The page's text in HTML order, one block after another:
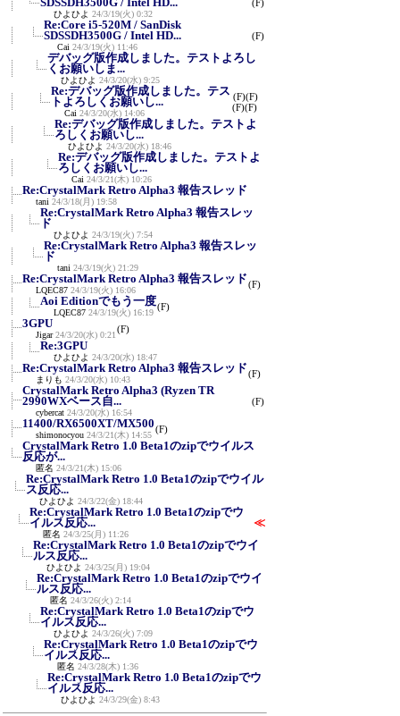
ひよひよ 24/3/19(火) 0:32
(F)
Re:Core i5-520M / SanDisk
SDSSDH3500G / Intel HD...
Cai 24/3/19(火) 11:46
(F)
デバッグ版作成しました。テストよろし
くお願いしま...
ひよひよ 24/3/20(水) 9:25
Re:デバッグ版作成しました。テス
トよろしくお願いし...
Cai 24/3/20(水) 14:06
(F)(F)
(F)(F)
Re:デバッグ版作成しました。テストよ
ろしくお願いし...
ひよひよ 24/3/20(水) 18:46
Re:デバッグ版作成しました。テストよ
ろしくお願いし...
Cai 24/3/21(木) 10:26
Re:CrystalMark Retro Alpha3 報告スレッド
tani 24/3/18(月) 19:58
Re:CrystalMark Retro Alpha3 報告スレッ
ド
ひよひよ 24/3/19(火) 7:54
Re:CrystalMark Retro Alpha3 報告スレッ
ド
tani 24/3/19(火) 21:29
Re:CrystalMark Retro Alpha3 報告スレッド
LQEC87 24/3/19(火) 16:06
(F)
Aoi Editionでもう一度
LQEC87 24/3/19(火) 16:19
(F)
3GPU
Jigar 24/3/20(水) 0:21
(F)
Re:3GPU
ひよひよ 24/3/20(水) 18:47
Re:CrystalMark Retro Alpha3 報告スレッド
まりも 24/3/20(水) 10:43
(F)
CrystalMark Retro Alpha3 (Ryzen TR
2990WXベース自...
cybercat 24/3/20(水) 16:54
(F)
11400/RX6500XT/MX500
shimonocyou 24/3/21(木) 14:55
(F)
CrystalMark Retro 1.0 Beta1のzipでウイルス
反応が...
匿名 24/3/21(木) 15:06
Re:CrystalMark Retro 1.0 Beta1のzipでウイル
ス反応...
ひよひよ 24/3/22(金) 18:44
Re:CrystalMark Retro 1.0 Beta1のzipでウ
イルス反応...
匿名 24/3/25(月) 11:26
≪
Re:CrystalMark Retro 1.0 Beta1のzipでウイ
ルス反応...
ひよひよ 24/3/25(月) 19:04
Re:CrystalMark Retro 1.0 Beta1のzipでウイ
ルス反応...
匿名 24/3/26(火) 2:14
Re:CrystalMark Retro 1.0 Beta1のzipでウ
イルス反応...
ひよひよ 24/3/26(火) 7:09
Re:CrystalMark Retro 1.0 Beta1のzipでウ
イルス反応...
匿名 24/3/28(木) 1:36
Re:CrystalMark Retro 1.0 Beta1のzipでウ
イルス反応...
ひよひよ 24/3/29(金) 8:43